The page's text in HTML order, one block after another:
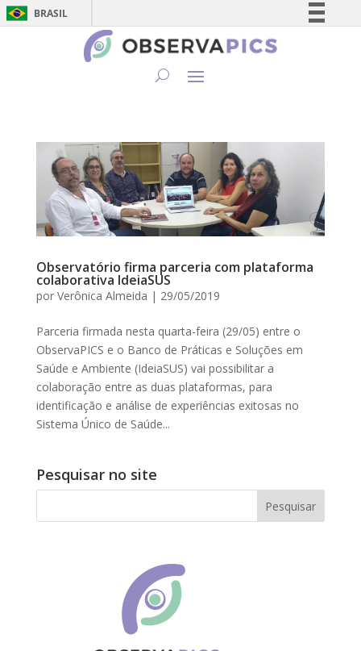
BRASIL
Simplifique!
Canais
Observatório firma parceria com plataforma
colaborativa IdeiaSUS
por Verônica Almeida | 29/05/2019
Parceria firmada nesta quarta-feira (29/05) entre o
ObservaPICS e o Banco de Práticas e Soluções em
Saúde e Ambiente (IdeiaSUS) vai possibilitar a
colaboração entre as duas plataformas, para
identificação e análise de experiências exitosas no
Sistema Único de Saúde...
Pesquisar no site